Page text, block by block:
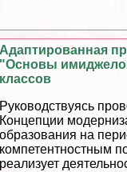
Адаптированная
"Основы
классов
Руководствуясь
Концепции
образования на
компетентностным
реализует